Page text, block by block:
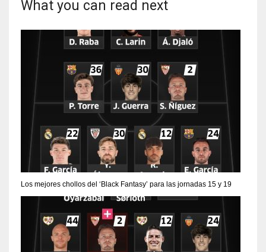
What you can read next
Los mejores chollos del ‘Black Fantasy’ para las jornadas 15 y 19